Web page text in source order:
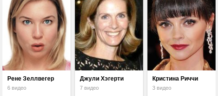
Рене Зеллвегер
6 видео
Джули Хэгерти
7 видео
Кристина Риччи
3 видео